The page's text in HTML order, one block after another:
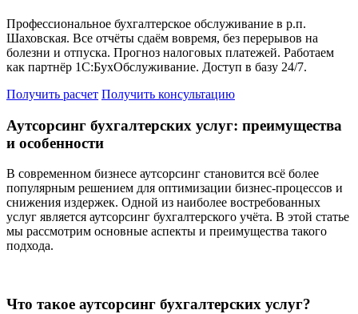
Профессиональное бухгалтерское обслуживание в р.п.
Шаховская. Все отчёты сдаём вовремя, без перерывов на
болезни и отпуска. Прогноз налоговых платежей. Работаем
как партнёр 1С:БухОбслуживание. Доступ в базу 24/7.
Получить расчет Получить консультацию
Аутсорсинг бухгалтерских услуг: преимущества
и особенности
В современном бизнесе аутсорсинг становится всё более
популярным решением для оптимизации бизнес-процессов и
снижения издержек. Одной из наиболее востребованных
услуг является аутсорсинг бухгалтерского учёта. В этой статье
мы рассмотрим основные аспекты и преимущества такого
подхода.
Что такое аутсорсинг бухгалтерских услуг?